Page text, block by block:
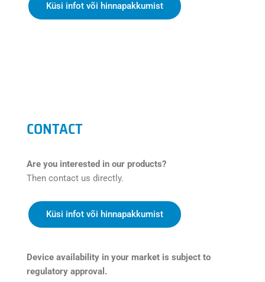
Küsi infot või hinnapakkumist
CONTACT
Are you interested in our products?
Then contact us directly.
Küsi infot või hinnapakkumist
Device availability in your market is subject to
regulatory approval.